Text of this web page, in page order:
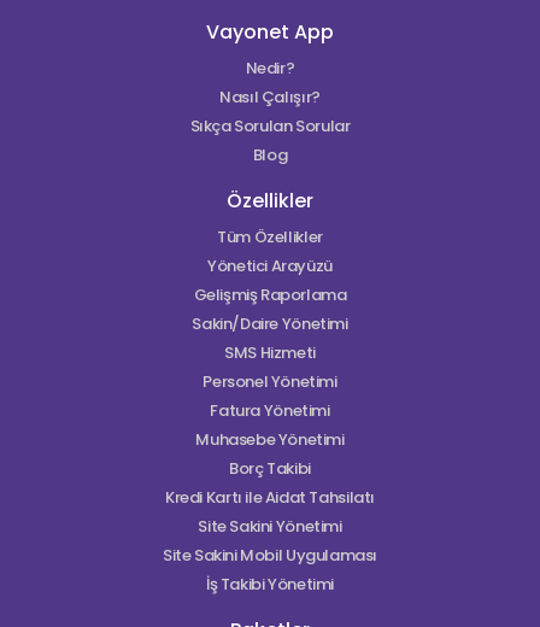
Vayonet App
Nedir?
Nasıl Çalışır?
Sıkça Sorulan Sorular
Blog
Özellikler
Tüm Özellikler
Yönetici Arayüzü
Gelişmiş Raporlama
Sakin/Daire Yönetimi
SMS Hizmeti
Personel Yönetimi
Fatura Yönetimi
Muhasebe Yönetimi
Borç Takibi
Kredi Kartı ile Aidat Tahsilatı
Site Sakini Yönetimi
Site Sakini Mobil Uygulaması
İş Takibi Yönetimi